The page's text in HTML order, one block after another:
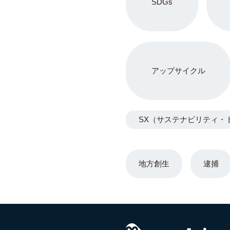
SDGs
アップサイクル
地方創生 逮捕
SX（サステナビリティ・